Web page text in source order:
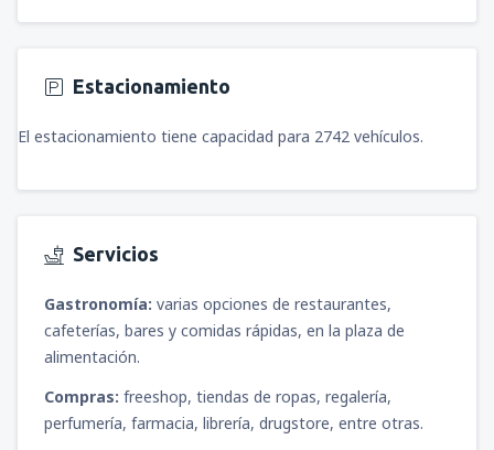
Estacionamiento
El estacionamiento tiene capacidad para 2742 vehículos.
Servicios
Gastronomía: varias opciones de restaurantes,
cafeterías, bares y comidas rápidas, en la plaza de
alimentación.
Compras: freeshop, tiendas de ropas, regalería,
perfumería, farmacia, librería, drugstore, entre otras.